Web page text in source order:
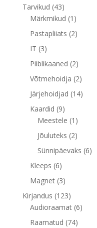
Tarvikud 4343
toodet
Märkmikud 1 1
toode
Pastapliiats 22
IT 33
toodet
Piiblikaaned 22
toodet
Võtmehoidja 22
toodet
Järjehoidjad 1414
Kaardid 99
toodet
Meestele 1 1
toode
Jõuluteks 22
toodet
Sünnipäevaks 66
Kleeps 66
toodet
Magnet 33
toodet
Kirjandus 123123
toodet
Audioraamat 66
Raamatud 7474